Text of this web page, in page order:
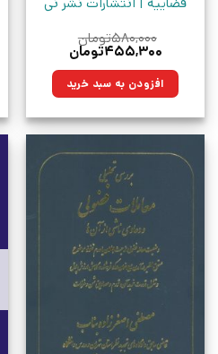
۵۸۰,۰۰۰تومان
قیمت
۵۸۰,۰۰۰تومان
بود.
۴۵۵,۳۰۰تومان
۴۵۵,۳۰۰تومان. افزودن به سبد خرید